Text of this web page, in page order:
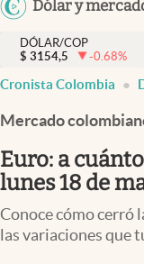
Dólar y
Vida espiritual
Actualidad
Colombia
DÓLAR/COP
$ 3154,5 -0.68%
Cronista Colombia
Mercado
Euro: a
lunes 18 de
Conoce cómo cerró
las variaciones que